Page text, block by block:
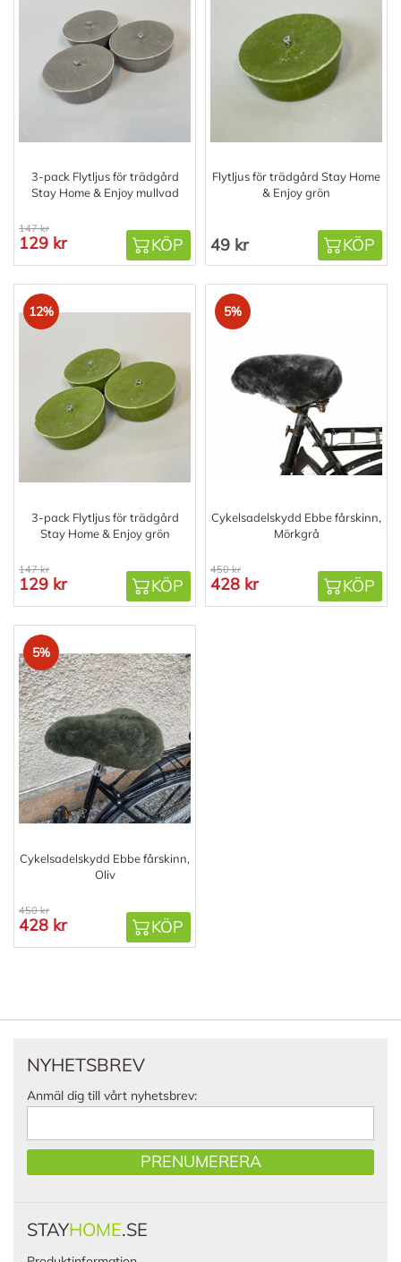
3-pack Flytljus för trädgård
Stay Home & Enjoy mullvad
147 kr
129 kr KÖP
Flytljus för trädgård Stay Home
& Enjoy grön
49 kr KÖP
12%
3-pack Flytljus för trädgård
Stay Home & Enjoy grön
147 kr
129 kr KÖP
5%
Cykelsadelskydd Ebbe fårskinn,
Mörkgrå
450 kr
428 kr KÖP
5%
Cykelsadelskydd Ebbe fårskinn,
Oliv
450 kr
428 kr KÖP
NYHETSBREV
Anmäl dig till vårt nyhetsbrev:
PRENUMERERA
STAYHOME.SE